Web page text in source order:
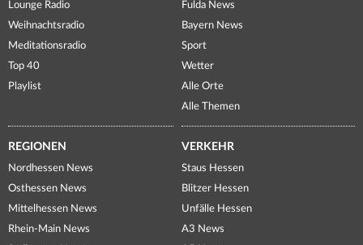
Lounge Radio
Weihnachtsradio
Meditationsradio
Top 40
Playlist
Fulda News
Bayern News
Sport
Wetter
Alle Orte
Alle Themen
REGIONEN
Nordhessen News
Osthessen News
Mittelhessen News
Rhein-Main News
VERKEHR
Staus Hessen
Blitzer Hessen
Unfälle Hessen
A3 News